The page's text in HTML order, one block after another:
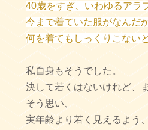
40歳をすぎ、いわゆるアラ
今まで着ていた服がなんだ
何を着てもしっくりこない
私自身もそうでした。
決して若くはないけれど、
​そう思い、
実年齢より若く見えるよう